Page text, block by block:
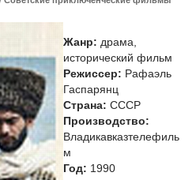
Жанр: драма,
исторический фильм
Режиссер: Рафаэль
Гаспарянц
Страна: СССР
Производство:
Владикавказтелефиль
м
Год: 1990